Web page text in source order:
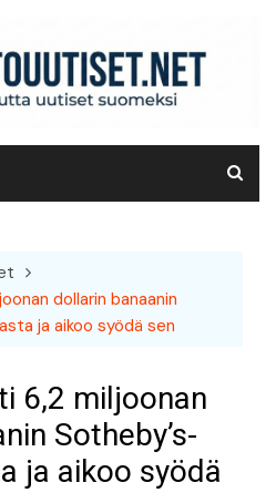
dollarin banaanin
ja aikoo syödä sen
6,2 miljoonan
Sotheby’s-
ja aikoo syödä